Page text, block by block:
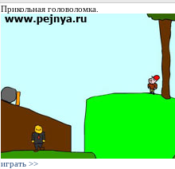
Прикольная головоломка.
играть >>